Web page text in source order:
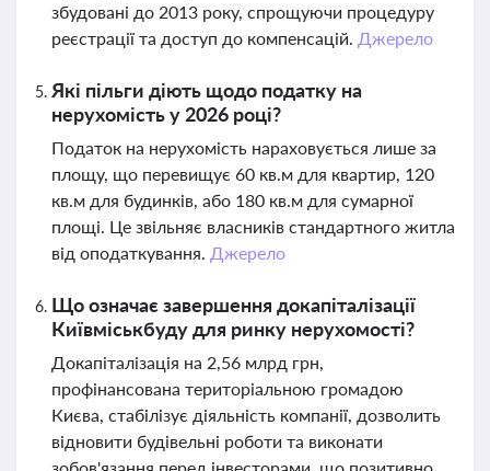
збудовані до 2013 року, спрощуючи процедуру
реєстрації та доступ до компенсацій. Джерело
Які пільги діють щодо податку на
нерухомість у 2026 році?
Податок на нерухомість нараховується лише за
площу, що перевищує 60 кв.м для квартир, 120
кв.м для будинків, або 180 кв.м для сумарної
площі. Це звільняє власників стандартного житла
від оподаткування. Джерело
Що означає завершення докапіталізації
Київміськбуду для ринку нерухомості?
Докапіталізація на 2,56 млрд грн,
профінансована територіальною громадою
Києва, стабілізує діяльність компанії, дозволить
відновити будівельні роботи та виконати